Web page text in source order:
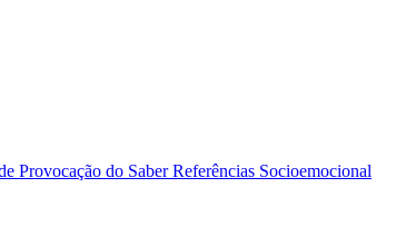
Provocação do SaberReferências Socioemocional